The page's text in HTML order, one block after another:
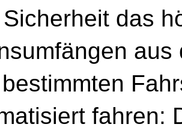
das
fahren: